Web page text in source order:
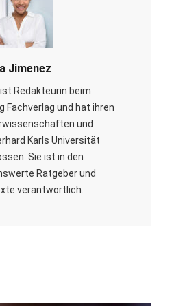
Jimenez
Redakteurin beim
Fachverlag und hat ihren
und
Karls Universität
Sie ist in den
Ratgeber und
verantwortlich.